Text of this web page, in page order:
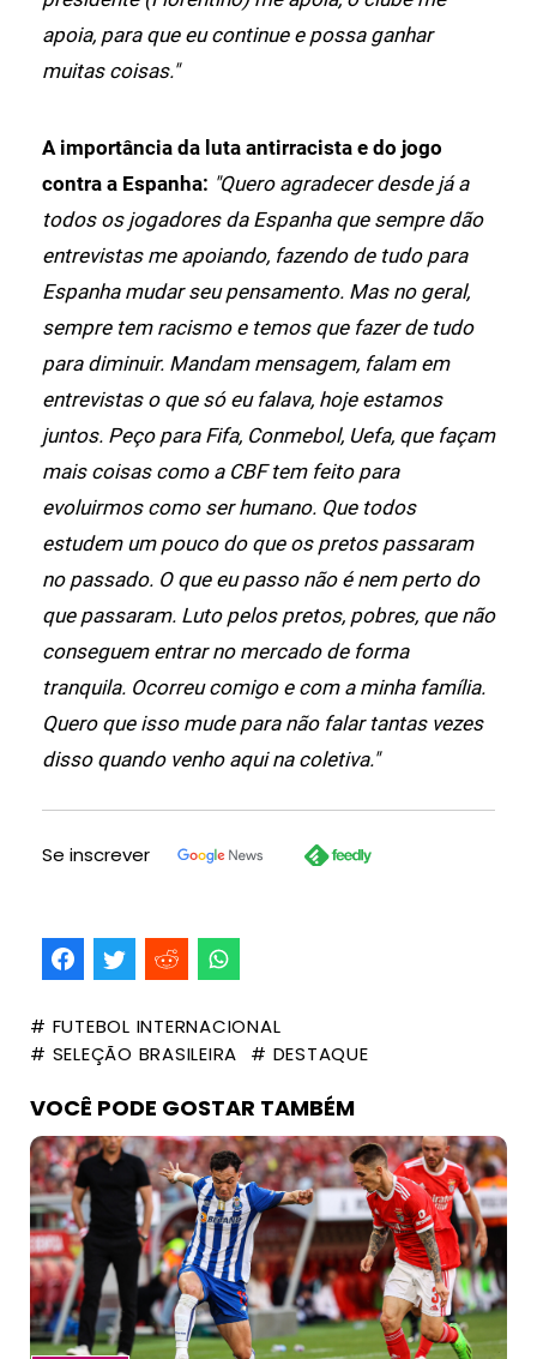
apoia, para que eu continue e possa ganhar
muitas coisas."
A importância da luta antirracista e do jogo
contra a Espanha: "Quero agradecer desde já a
todos os jogadores da Espanha que sempre dão
entrevistas me apoiando, fazendo de tudo para
Espanha mudar seu pensamento. Mas no geral,
sempre tem racismo e temos que fazer de tudo
para diminuir. Mandam mensagem, falam em
entrevistas o que só eu falava, hoje estamos
juntos. Peço para Fifa, Conmebol, Uefa, que façam
mais coisas como a CBF tem feito para
evoluirmos como ser humano. Que todos
estudem um pouco do que os pretos passaram
no passado. O que eu passo não é nem perto do
que passaram. Luto pelos pretos, pobres, que não
conseguem entrar no mercado de forma
tranquila. Ocorreu comigo e com a minha família.
Quero que isso mude para não falar tantas vezes
disso quando venho aqui na coletiva."
Se inscrever
# FUTEBOL INTERNACIONAL
# SELEÇÃO BRASILEIRA
# DESTAQUE
VOCÊ PODE GOSTAR TAMBÉM